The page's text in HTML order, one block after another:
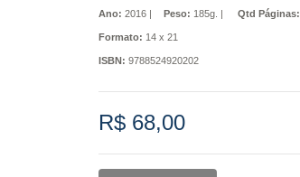
Ano: 2016 | Peso: 185g. | Qtd Páginas:
Formato: 14 x 21
ISBN: 9788524920202
R$ 68,00